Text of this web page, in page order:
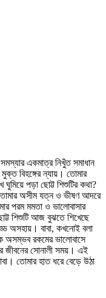
একমাত্র নিখুঁত সমাধান
বিহঙ্গের ন্যায়। তোমার
ঘুমিয়ে পড়া ছোট্ট শিশুটির কথা?
অসীম যত্ন ও ভীষণ আদরে
পরম মমতা ও ভালোবাসার
শিশুটি আজ বুঝতে শিখেছে
অসহায়। বাবা, কখনোই বলা
অসম্ভব রকমের ভালোবাসে
জীবনের সোনালী সময়। এই
তোমার হাত ধরে বেড়ে উঠা